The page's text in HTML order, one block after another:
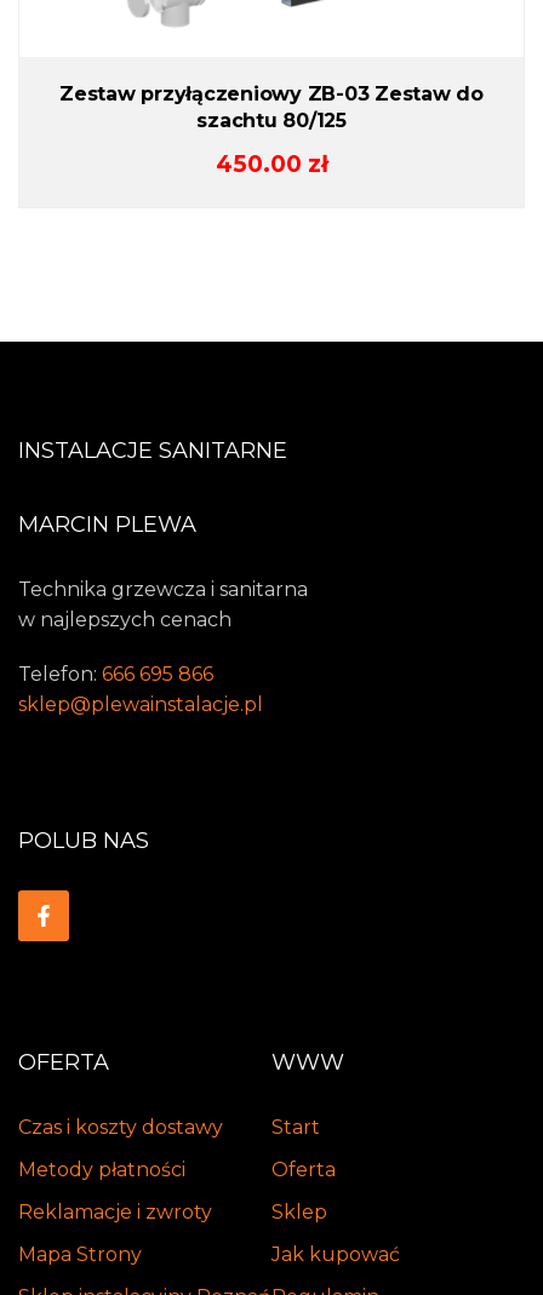
Zestaw przyłączeniowy ZB-03 Zestaw do
szachtu 80/125
450.00 zł
INSTALACJE SANITARNE
MARCIN PLEWA
Technika grzewcza i sanitarna
w najlepszych cenach
Telefon: 666 695 866
sklep@plewainstalacje.pl
OFERTA
Czas i koszty dostawy
Metody płatności
Reklamacje i zwroty
Mapa Strony
WWW
Start
Oferta
Sklep
Jak kupować
POLUB NAS